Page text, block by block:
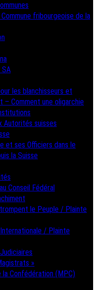
fribourgeoise de la
SA
les blanchisseurs et
– Comment une oligarchie
Autorités suisses
et ses Officiers dans le
la Suisse
Conseil Fédéral
le Peuple / Plainte
/ Plainte
»
Confédération (MPC)